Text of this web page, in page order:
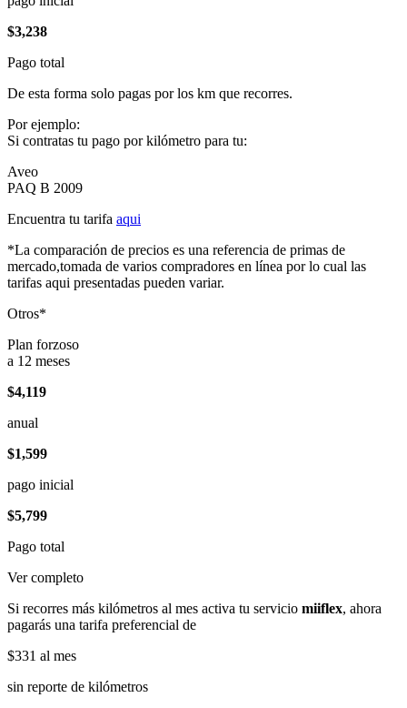
$3,238
Pago total
De esta forma solo pagas por los km que recorres.
Por ejemplo:
Si contratas tu pago por kilómetro para tu:
Aveo
PAQ B 2009
Encuentra tu tarifa aqui
*La comparación de precios es una referencia de primas de
mercado,tomada de varios compradores en línea por lo cual las
tarifas aqui presentadas pueden variar.
Otros*
Plan forzoso
a 12 meses
$4,119
anual
$1,599
pago inicial
$5,799
Pago total
Ver completo
Si recorres más kilómetros al mes activa tu servicio miiflex, ahora
pagarás una tarifa preferencial de
$331 al mes
sin reporte de kilómetros